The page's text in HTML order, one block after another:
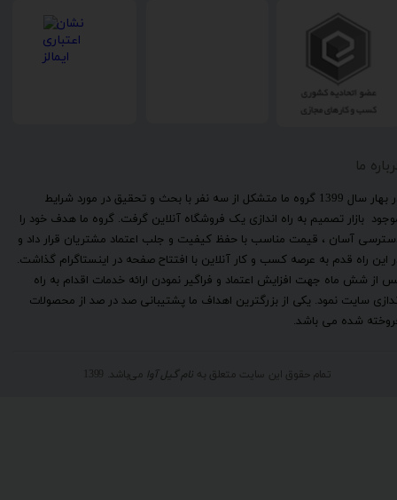
ما
​در بهار سال 1399 گروه ما متشکل از سه نفر با بحث و تحقیق در مورد شرایط
بازار تصمیم به راه اندازی یک فروشگاه آنلاین گرفت. گروه ما هدف خود را
آسان ، قیمت مناسب با حفظ کیفیت و جلب اعتماد مشتریان قرار داد و
این راه قدم به عرصه کسب و کار آنلاین با افتتاح صفحه در اینستاگرام گذاشت.
از شش ماه جهت افزایش اعتماد و فراگیر نمودن ارائه خدمات اقدام به راه
سایت نمود. یکی از بزرگترین اهداف ما پشتیبانی صد در صد از محصولات
شده می باشد.
تمام حقوق این سایت متعلق به نام گیل آوا می‌باشد. 1399